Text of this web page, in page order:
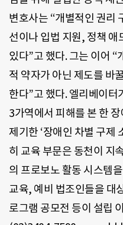
변호사는 “개별적인 권리
선이나 입법 지원, 정책
있다”고 했다. 그는 이어 “
적 약자가 아닌 제도를 바
한다”고 했다. 엘리베이터
3가역에서 피해를 본 한
제기한 ‘장애인 차별 구제
히 교육 부문은 동천이 지
의 프로보노 활동 시스템
교육, 예비 법조인들을 대
로그램 공모전 등이 설립